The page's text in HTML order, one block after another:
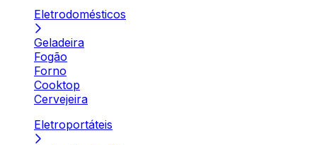
Eletrodomésticos
Geladeira
Fogão
Forno
Cooktop
Cervejeira
Eletroportáteis